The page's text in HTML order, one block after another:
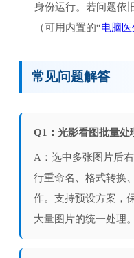
身份运行。若问题依
（可用内置的“电脑医
常见问题解答
Q1：光影看图批量处
A：选中多张图片后
行重命名、格式转换
作。支持预设方案，
大量图片的统一处理。